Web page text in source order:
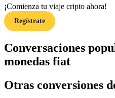
Guía de inicio de futuros
¡Comienza tu viaje cripto ahora!
Regístrate
Conversaciones
monedas fiat
Otras conversiones